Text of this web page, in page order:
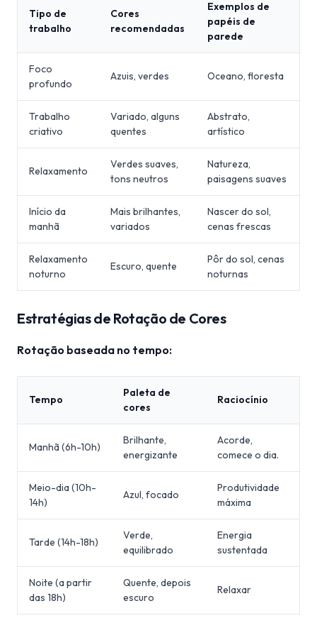
Tipo de
trabalho
Cores
recomendadas
Exemplos de
papéis de
parede
Foco
profundo
Azuis, verdes Oceano, floresta
Trabalho
criativo
Variado, alguns
quentes
Abstrato,
artístico
Relaxamento
Verdes suaves,
tons neutros
Natureza,
paisagens suaves
Início da
manhã
Mais brilhantes,
variados
Nascer do sol,
cenas frescas
Relaxamento
noturno
Escuro, quente
Pôr do sol, cenas
noturnas
Estratégias de Rotação de Cores
Rotação baseada no tempo:
Tempo
Paleta de
cores
Raciocínio
Manhã (6h-10h)
Brilhante,
energizante
Acorde,
comece o dia.
Meio-dia (10h-
14h)
Azul, focado
Produtividade
máxima
Tarde (14h-18h)
Verde,
equilibrado
Energia
sustentada
Noite (a partir
das 18h)
Quente, depois
escuro
Relaxar